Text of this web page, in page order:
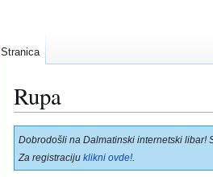
Rupa
Prijeđi
na
navigaciju
Prijeđi
na
pretraživanje
Dobrodošli na Dalmatinski internetski libar!
Za registraciju klikni ovde!
Stranica